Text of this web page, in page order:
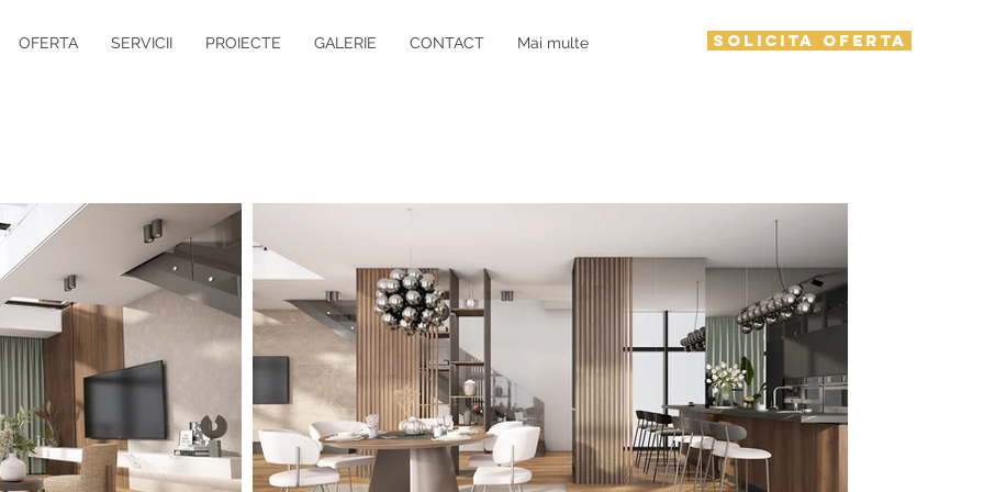
OFERTA SERVICII PROIECTE GALERIE CONTACT Mai multe SOLICITA OFERTA